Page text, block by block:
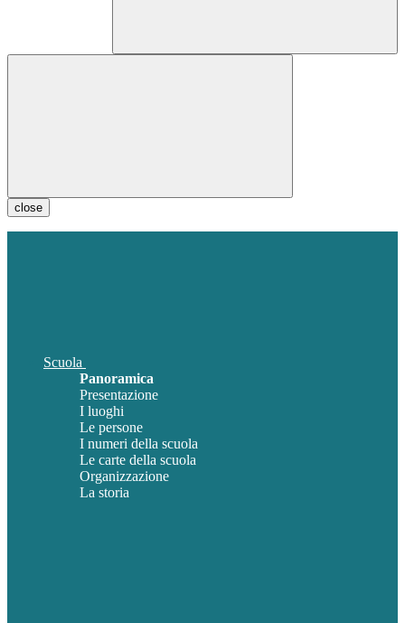
close
Scuola
Panoramica
Presentazione
I luoghi
Le persone
I numeri della scuola
Le carte della scuola
Organizzazione
La storia